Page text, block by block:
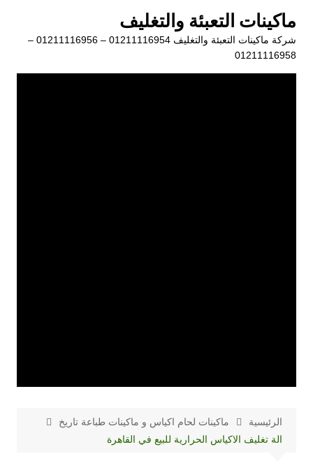
المحتوى
ماكينات التعبئة والتغليف
شركة ماكينات التعبئة والتغليف 01211116954 – 01211116956 –
01211116958
الرئيسية
ماكينات لحام اكياس و ماكينات طباعة تاريخ
الة تغليف الاكياس الحرارية للبيع في القاهرة